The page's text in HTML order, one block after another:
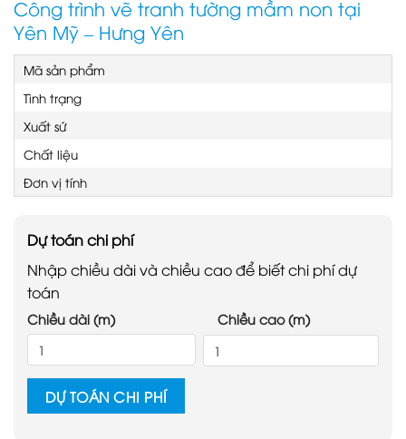
Công trình vẽ tranh tường mầm non tại
Yên Mỹ – Hưng Yên
Mã sản phẩm
Tình trạng
Xuất sứ
Chất liệu
Đơn vị tính
Dự toán chi phí
Nhập chiều dài và chiều cao để biết chi phí dự
toán
Chiều dài (m) Chiều cao (m)
DỰ TOÁN CHI PHÍ